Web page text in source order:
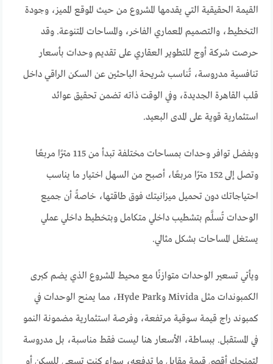
القيمة الحقيقية التي يقدمها المشروع من حيث الموقع المميز، وجودة
التخطيط، والتصميم المعماري الفاخر، والمساحات المتنوعة. وقد
حرصت شركة أوج للتطوير العقاري على تقديم وحدات بأسعار
تنافسية مدروسة، تُناسب شريحة الباحثين عن السكن الراقي داخل
قلب القاهرة الجديدة، وفي الوقت ذاته تضمن تحقيق عوائد
استثمارية قوية على المدى البعيد.
وبفضل توافر وحدات بمساحات مختلفة تبدأ من 115 مترًا مربعًا
وتصل إلى 152 مترًا مربعًا، أصبح من السهل اختيار ما يناسب
احتياجاتك دون تحميل ميزانيتك فوق طاقتها، خاصةً أن جميع
الوحدات تُسلَّم بتشطيب داخلي متكامل وبتخطيط داخلي عملي
يستغل المساحات بشكل مثالي.
ويأتي تسعير الوحدات متوازنًا مع محيط المشروع الذي يضم كبرى
الكمبوندات مثل Mivida وHyde Park، مما يمنح الوحدات في
كمبوند راج قيمة سوقية مرتفعة، وفرصة استثمارية مضمونة النمو
في المستقبل. ببساطة، الأسعار هنا ليست فقط مناسبة، بل مدروسة